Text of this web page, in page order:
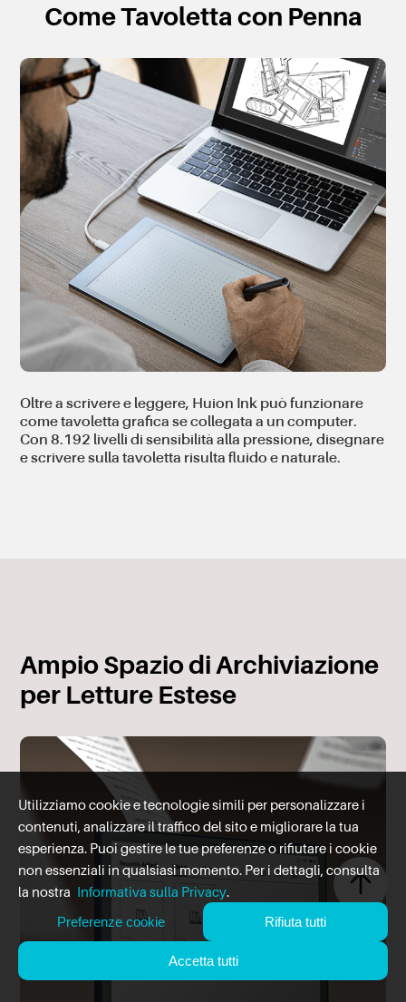
Come Tavoletta con Penna
Oltre a scrivere e leggere, Huion Ink può funzionare
come tavoletta grafica se collegata a un computer.
Con 8.192 livelli di sensibilità alla pressione, disegnare
e scrivere sulla tavoletta risulta fluido e naturale.
Ampio Spazio di Archiviazione
per Letture Estese
Utilizziamo cookie e tecnologie simili per personalizzare i
contenuti, analizzare il traffico del sito e migliorare la tua
esperienza. Puoi gestire le tue preferenze o rifiutare i cookie
non essenziali in qualsiasi momento. Per i dettagli, consulta
la nostra Informativa sulla Privacy.
Preferenze cookie Rifiuta tutti
Accetta tutti